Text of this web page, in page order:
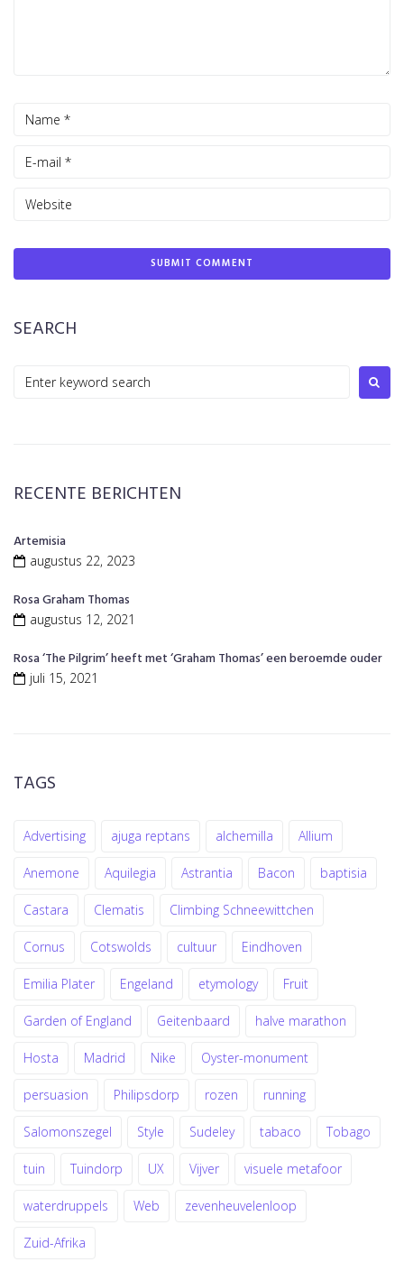
SEARCH
Search
RECENTE BERICHTEN
Artemisia
augustus 22, 2023
Rosa Graham Thomas
augustus 12, 2021
Rosa ‘The Pilgrim’ heeft met ‘Graham Thomas’ een beroemde ouder
juli 15, 2021
TAGS
Advertising ajuga reptans alchemilla Allium
Anemone Aquilegia Astrantia Bacon baptisia
Castara Clematis Climbing Schneewittchen
Cornus Cotswolds cultuur Eindhoven
Emilia Plater Engeland etymology Fruit
Garden of England Geitenbaard halve marathon
Hosta Madrid Nike Oyster-monument
persuasion Philipsdorp rozen running
Salomonszegel Style Sudeley tabaco Tobago
tuin Tuindorp UX Vijver visuele metafoor
waterdruppels Web zevenheuvelenloop
Zuid-Afrika